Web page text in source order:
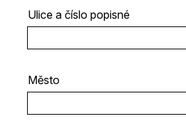
Ulice a číslo popisné
Město